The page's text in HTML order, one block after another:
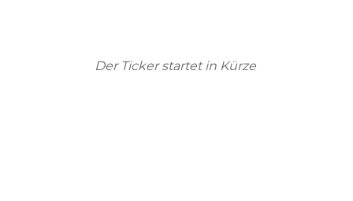
Der Ticker startet in Kürze